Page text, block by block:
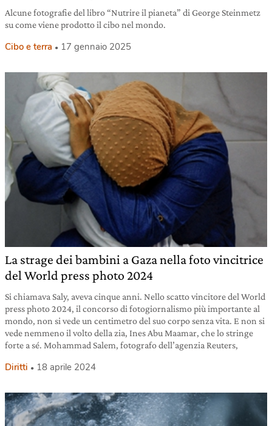
Alcune fotografie del libro “Nutrire il pianeta” di George Steinmetz
su come viene prodotto il cibo nel mondo.
Cibo e terra 17 gennaio 2025
La strage dei bambini a Gaza nella foto vincitrice
del World press photo 2024
Si chiamava Saly, aveva cinque anni. Nello scatto vincitore del World
press photo 2024, il concorso di fotogiornalismo più importante al
mondo, non si vede un centimetro del suo corpo senza vita. E non si
vede nemmeno il volto della zia, Ines Abu Maamar, che lo stringe
forte a sé. Mohammad Salem, fotografo dell’agenzia Reuters,
Diritti 18 aprile 2024